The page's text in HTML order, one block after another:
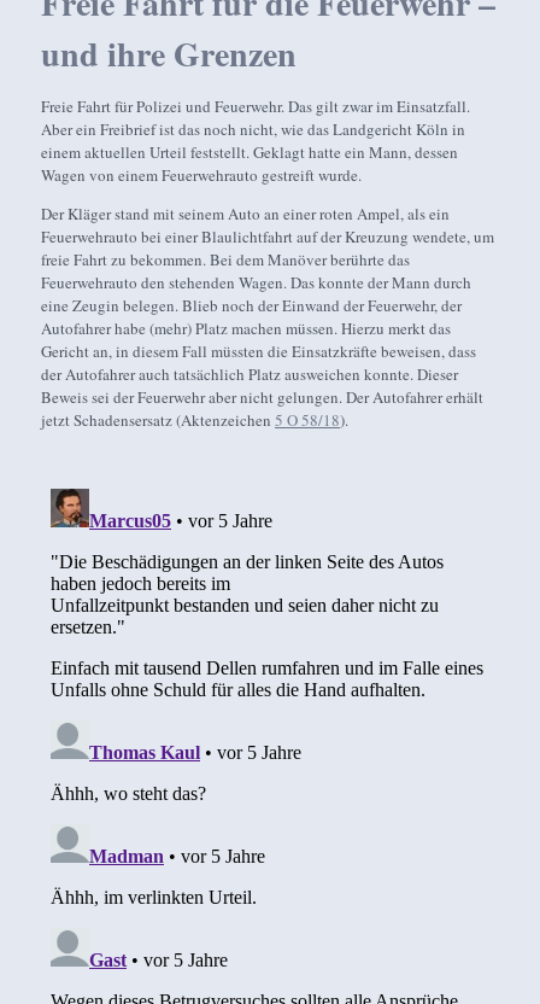
und ihre Grenzen
Freie Fahrt für Polizei und Feuerwehr. Das gilt zwar im Einsatzfall.
Aber ein Freibrief ist das noch nicht, wie das Landgericht Köln in
einem aktuellen Urteil feststellt. Geklagt hatte ein Mann, dessen
Wagen von einem Feuerwehrauto gestreift wurde.
Der Kläger stand mit seinem Auto an einer roten Ampel, als ein
Feuerwehrauto bei einer Blaulichtfahrt auf der Kreuzung wendete, um
freie Fahrt zu bekommen. Bei dem Manöver berührte das
Feuerwehrauto den stehenden Wagen. Das konnte der Mann durch
eine Zeugin belegen. Blieb noch der Einwand der Feuerwehr, der
Autofahrer habe (mehr) Platz machen müssen. Hierzu merkt das
Gericht an, in diesem Fall müssten die Einsatzkräfte beweisen, dass
der Autofahrer auch tatsächlich Platz ausweichen konnte. Dieser
Beweis sei der Feuerwehr aber nicht gelungen. Der Autofahrer erhält
jetzt Schadensersatz (Aktenzeichen5 O 58/18).